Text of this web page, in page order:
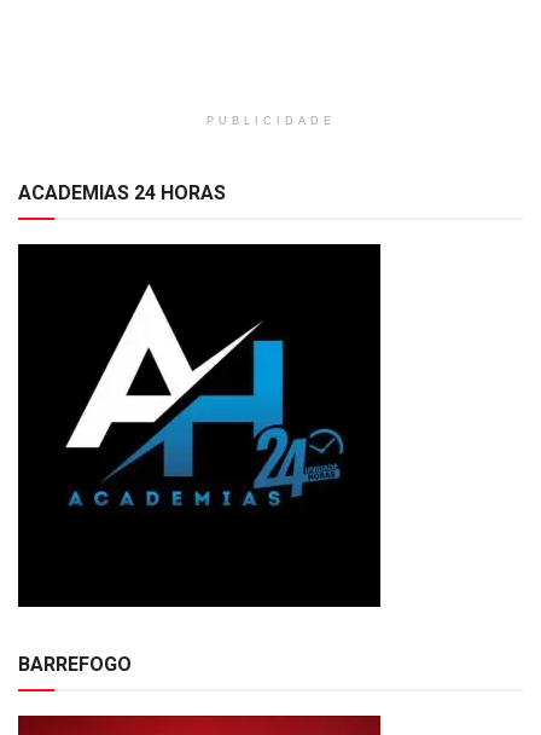
PUBLICIDADE
ACADEMIAS 24 HORAS
BARREFOGO